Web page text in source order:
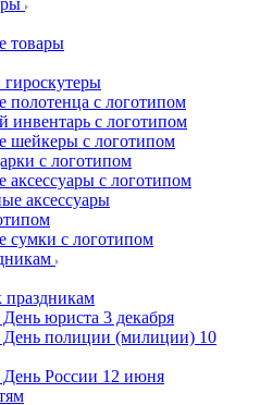
товары
полотенца с логотипом
инвентарь с логотипом
шейкеры с логотипом
с логотипом
аксессуары с логотипом
аксессуары
сумки с логотипом
юриста 3 декабря
День полиции (милиции) 10
России 12 июня